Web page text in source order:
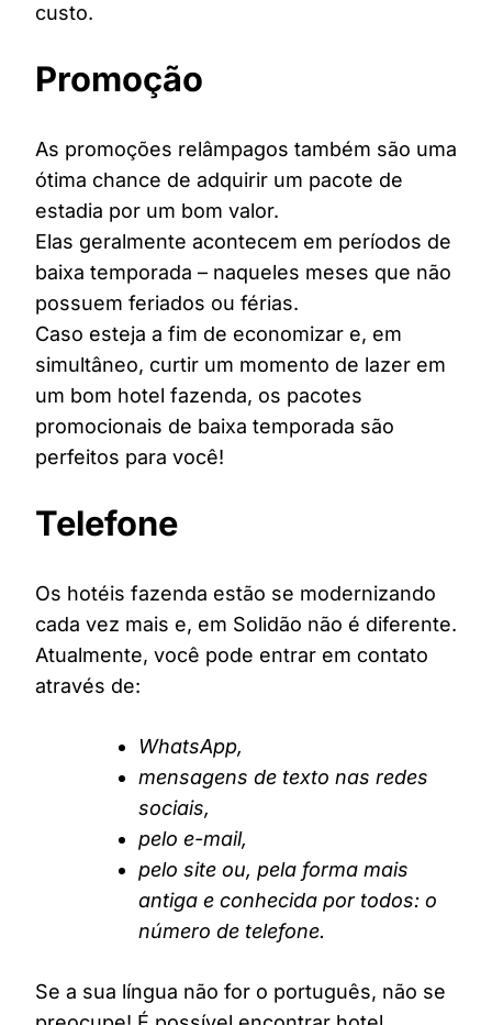
custo.
Promoção
As promoções relâmpagos também são uma
ótima chance de adquirir um pacote de
estadia por um bom valor.
Elas geralmente acontecem em períodos de
baixa temporada – naqueles meses que não
possuem feriados ou férias.
Caso esteja a fim de economizar e, em
simultâneo, curtir um momento de lazer em
um bom hotel fazenda, os pacotes
promocionais de baixa temporada são
perfeitos para você!
Telefone
Os hotéis fazenda estão se modernizando
cada vez mais e, em Solidão não é diferente.
Atualmente, você pode entrar em contato
através de:
WhatsApp,
mensagens de texto nas redes
sociais,
pelo e-mail,
pelo site ou, pela forma mais
antiga e conhecida por todos: o
número de telefone.
Se a sua língua não for o português, não se